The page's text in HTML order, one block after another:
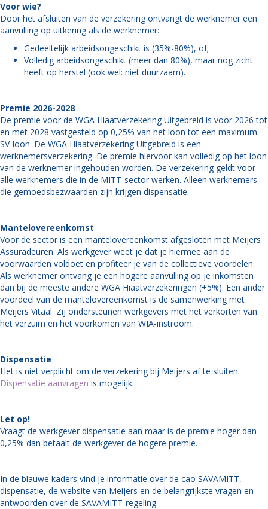
Voor wie?
Door het afsluiten van de verzekering ontvangt de werknemer een
aanvulling op uitkering als de werknemer:
Gedeeltelijk arbeidsongeschikt is (35%-80%), of;
Volledig arbeidsongeschikt (meer dan 80%), maar nog zicht
heeft op herstel (ook wel: niet duurzaam).
Premie 2026-2028
De premie voor de WGA Hiaatverzekering Uitgebreid is voor 2026 tot
en met 2028 vastgesteld op 0,25% van het loon tot een maximum
SV-loon. De WGA Hiaatverzekering Uitgebreid is een
werknemersverzekering. De premie hiervoor kan volledig op het loon
van de werknemer ingehouden worden. De verzekering geldt voor
alle werknemers die in de MITT-sector werken. Alleen werknemers
die gemoedsbezwaarden zijn krijgen dispensatie.
Mantelovereenkomst
Voor de sector is een mantelovereenkomst afgesloten met Meijers
Assuradeuren. Als werkgever weet je dat je hiermee aan de
voorwaarden voldoet en profiteer je van de collectieve voordelen.
Als werknemer ontvang je een hogere aanvulling op je inkomsten
dan bij de meeste andere WGA Hiaatverzekeringen (+5%). Een ander
voordeel van de mantelovereenkomst is de samenwerking met
Meijers Vitaal. Zij ondersteunen werkgevers met het verkorten van
het verzuim en het voorkomen van WIA-instroom.
Dispensatie
Het is niet verplicht om de verzekering bij Meijers af te sluiten.
Dispensatie aanvragen is mogelijk.
Let op!
Vraagt de werkgever dispensatie aan maar is de premie hoger dan
0,25% dan betaalt de werkgever de hogere premie.
In de blauwe kaders vind je informatie over de cao SAVAMITT,
dispensatie, de website van Meijers en de belangrijkste vragen en
antwoorden over de SAVAMITT-regeling.